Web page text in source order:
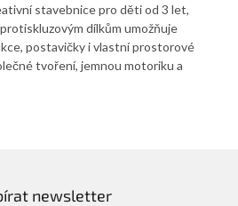
stavebnice pro děti od 3 let,
dílkům umožňuje
postavičky i vlastní prostorové
tvoření, jemnou motoriku a
newsletter